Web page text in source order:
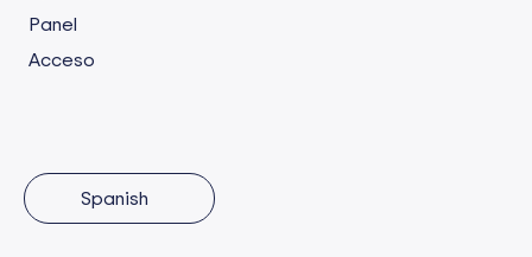
Panel
Acceso
Spanish